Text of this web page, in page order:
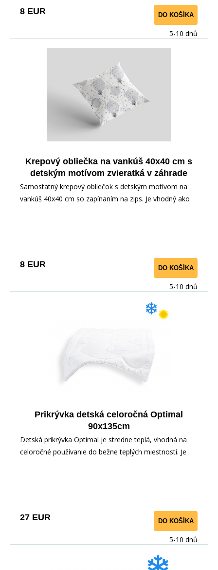
8 EUR DO KOŠÍKA
5-10 dnů
Krepový obliečka na vankúš 40x40 cm s
detským motívom zvieratká v záhrade
Samostatný krepový obliečok s detským motívom na
vankúš 40x40 cm so zapínaním na zips. Je vhodný ako
8 EUR DO KOŠÍKA
5-10 dnů
Prikrývka detská celoročná Optimal
90x135cm
Detská prikrývka Optimal je stredne teplá, vhodná na
celoročné používanie do bežne teplých miestností. Je
27 EUR DO KOŠÍKA
5-10 dnů